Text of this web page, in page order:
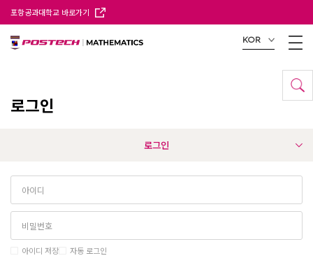
포항공과대학교 바로가기
KOR
로그인
로그인
아이디 저장 자동 로그인